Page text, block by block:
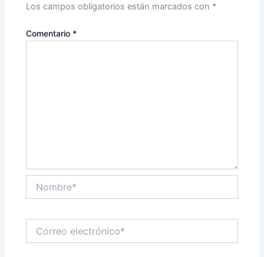
Los campos obligatorios están marcados con *
Comentario *
electrónico*